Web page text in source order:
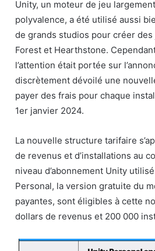
Unity, un moteur de jeu
polyvalence, a été utilisé aussi
de grands studios pour créer
Forest et Hearthstone.
l’attention était portée sur
discrètement dévoilé une
payer des frais pour chaque
1er janvier 2024.
La nouvelle structure tarifaire
de revenus et d’installations au
niveau d’abonnement Unity
Personal, la version gratuite du
payantes, sont éligibles à cette
dollars de revenus et 200 000